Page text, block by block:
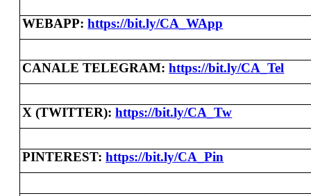
WEBAPP:https://bit.ly/CA_WApp
CANALE TELEGRAM:https://bit.ly/CA_Tel
X (TWITTER):https://bit.ly/CA_Tw
PINTEREST:https://bit.ly/CA_Pin